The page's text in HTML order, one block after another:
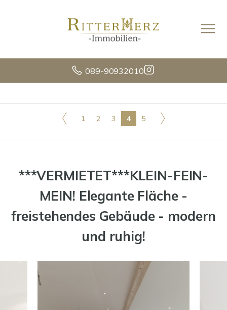
089-90932010
1 2 3 4 5
***VERMIETET***KLEIN-FEIN-
MEIN! Elegante Fläche -
freistehendes Gebäude - modern
und ruhig!